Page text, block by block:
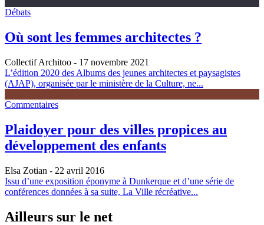
Débats
Où sont les femmes architectes ?
Collectif Architoo - 17 novembre 2021
L’édition 2020 des Albums des jeunes architectes et paysagistes
(AJAP), organisée par le ministère de la Culture, ne...
Commentaires
Plaidoyer pour des villes propices au
développement des enfants
Elsa Zotian - 22 avril 2016
Issu d’une exposition éponyme à Dunkerque et d’une série de
conférences données à sa suite, La Ville récréative...
Ailleurs sur le net